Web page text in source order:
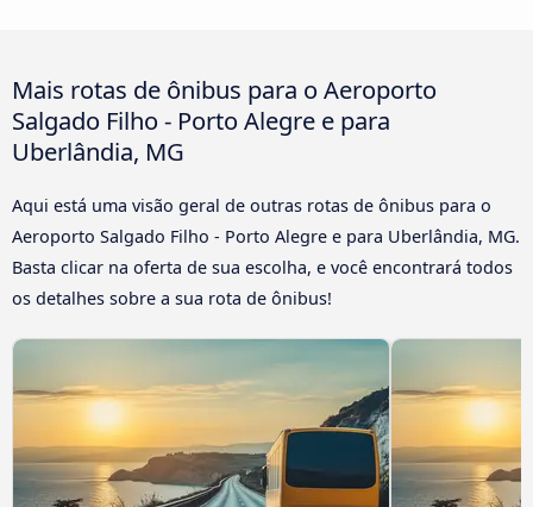
Mais rotas de ônibus para o Aeroporto
Salgado Filho - Porto Alegre e para
Uberlândia, MG
Aqui está uma visão geral de outras rotas de ônibus para o
Aeroporto Salgado Filho - Porto Alegre e para Uberlândia, MG.
Basta clicar na oferta de sua escolha, e você encontrará todos
os detalhes sobre a sua rota de ônibus!